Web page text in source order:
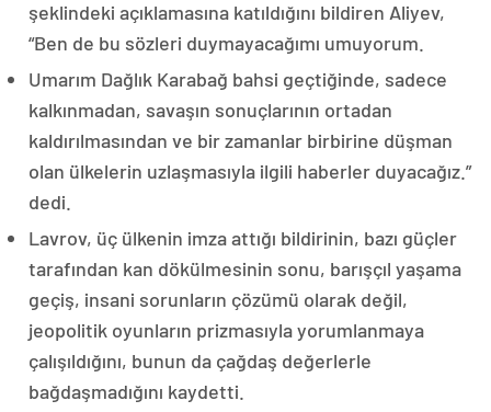
şeklindeki açıklamasına katıldığını bildiren Aliyev,
“Ben de bu sözleri duymayacağımı umuyorum.
Umarım Dağlık Karabağ bahsi geçtiğinde, sadece
kalkınmadan, savaşın sonuçlarının ortadan
kaldırılmasından ve bir zamanlar birbirine düşman
olan ülkelerin uzlaşmasıyla ilgili haberler duyacağız.”
dedi.
Lavrov, üç ülkenin imza attığı bildirinin, bazı güçler
tarafından kan dökülmesinin sonu, barışçıl yaşama
geçiş, insani sorunların çözümü olarak değil,
jeopolitik oyunların prizmasıyla yorumlanmaya
çalışıldığını, bunun da çağdaş değerlerle
bağdaşmadığını kaydetti.